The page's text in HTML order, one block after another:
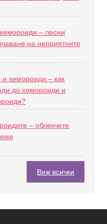
– лесни
на неприятните
и хемороиди – как
до хемороиди и
– облекчете
Виж всички